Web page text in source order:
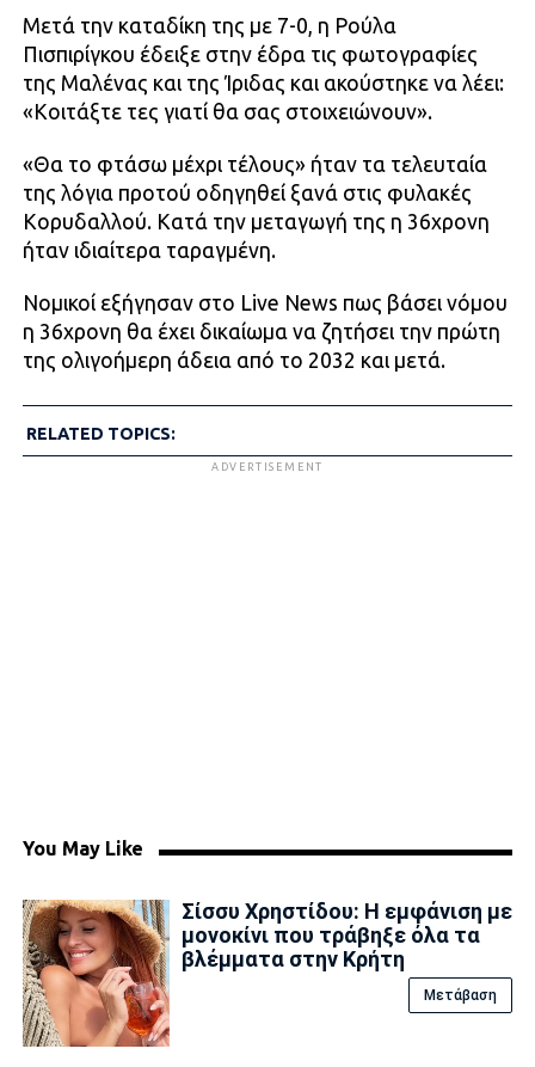
Μετά την καταδίκη της με 7-0, η Ρούλα
Πισπιρίγκου έδειξε στην έδρα τις φωτογραφίες
της Μαλένας και της Ίριδας και ακούστηκε να λέει:
«Κοιτάξτε τες γιατί θα σας στοιχειώνουν».
«Θα το φτάσω μέχρι τέλους» ήταν τα τελευταία
της λόγια προτού οδηγηθεί ξανά στις φυλακές
Κορυδαλλού. Κατά την μεταγωγή της η 36χρονη
ήταν ιδιαίτερα ταραγμένη.
Νομικοί εξήγησαν στο Live News πως βάσει νόμου
η 36χρονη θα έχει δικαίωμα να ζητήσει την πρώτη
της ολιγοήμερη άδεια από το 2032 και μετά.
RELATED TOPICS:
ADVERTISEMENT
You May Like
Σίσσυ Χρηστίδου: Η εμφάνιση με
μονοκίνι που τράβηξε όλα τα
βλέμματα στην Κρήτη
Μετάβαση